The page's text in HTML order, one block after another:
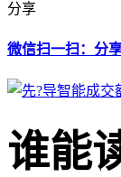
分享
微信扫一扫：分
谁能